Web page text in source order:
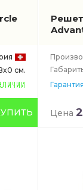
см.
Цена